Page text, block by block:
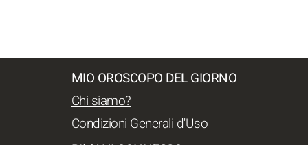
MIO OROSCOPO DEL GIORNO
Chi siamo?
Condizioni Generali d'Uso